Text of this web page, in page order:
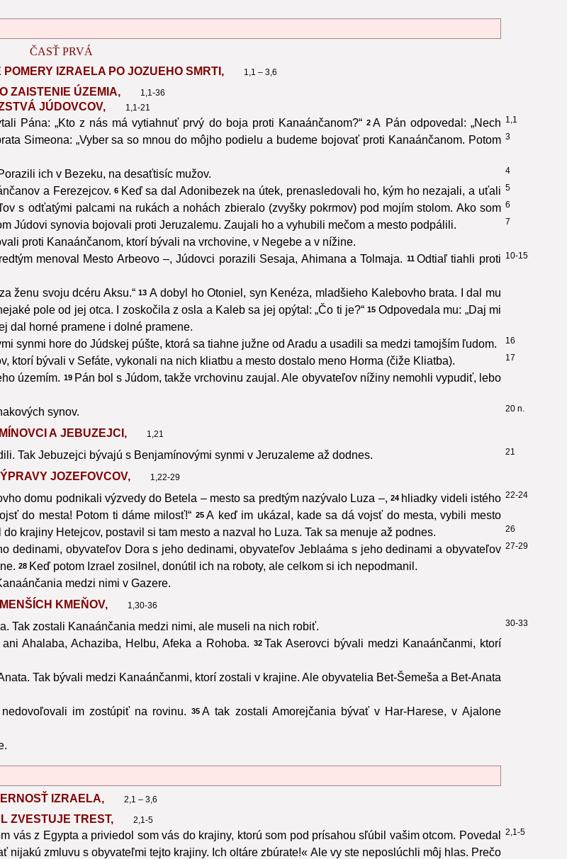
ČASŤ PRVÁ
IZRAELA PO JOZUEHO SMRTI,
1,1 – 3,6
ZAISTENIE ÚZEMIA, 1,1-36
JÚDOVCOV, 1,1-21
1,1
Pána: „Kto z nás má vytiahnuť prvý do boja proti Kanaánčanom?“ 2 A Pán odpovedal: „Nech
3
Simeona: „Vyber sa so mnou do môjho podielu a budeme bojovať proti Kanaánčanom. Potom
4
ich v Bezeku, na desaťtisíc mužov.
5
a Ferezejcov. 6
6
Keď sa dal Adonibezek na útek, prenasledovali ho, kým ho nezajali, a uťali
7
s odťatými palcami na rukách a nohách zbieralo (zvyšky pokrmov) pod mojím stolom. Ako som
Júdovi synovia bojovali proti Jeruzalemu. Zaujali ho a vyhubili mečom a mesto podpálili.
proti Kanaánčanom, ktorí bývali na vrchovine, v Negebe a v nížine.
10-15
menoval Mesto Arbeovo –, Júdovci porazili Sesaja, Ahimana a Tolmaja. 11 Odtiaľ tiahli proti
ženu svoju dcéru Aksu.“ 13 A dobyl ho Otoniel, syn Kenéza, mladšieho Kalebovho brata. I dal mu
pole od jej otca. I zoskočila z osla a Kaleb sa jej opýtal: „Čo ti je?“ 15 Odpovedala mu: „Daj mi
dal horné pramene i dolné pramene.
16
synmi hore do Júdskej púšte, ktorá sa tiahne južne od Aradu a usadili sa medzi tamojším ľudom.
17
ktorí bývali v Sefáte, vykonali na nich kliatbu a mesto dostalo meno Horma (čiže Kliatba).
územím. 19 Pán bol s Júdom, takže vrchovinu zaujal. Ale obyvateľov nížiny nemohli vypudiť, lebo
20 n.
synov.
A JEBUZEJCI,
1,21
21
Tak Jebuzejci bývajú s Benjamínovými synmi v Jeruzaleme až dodnes.
JOZEFOVCOV,
1,22-29
22-24
domu podnikali výzvedy do Betela – mesto sa predtým nazývalo Luza –, 24 hliadky videli istého
do mesta! Potom ti dáme milosť!“ 25 A keď im ukázal, kade sa dá vojsť do mesta, vybili mesto
26
do krajiny Hetejcov, postavil si tam mesto a nazval ho Luza. Tak sa menuje až podnes.
27-29
dedinami, obyvateľov Dora s jeho dedinami, obyvateľov Jeblaáma s jeho dedinami a obyvateľov
28 Keď potom Izrael zosilnel, donútil ich na roboty, ale celkom si ich nepodmanil.
medzi nimi v Gazere.
KMEŇOV,
1,30-36
30-33
Tak zostali Kanaánčania medzi nimi, ale museli na nich robiť.
Ahalaba, Achaziba, Helbu, Afeka a Rohoba. 32 Tak Aserovci bývali medzi Kanaánčanmi, ktorí
Tak bývali medzi Kanaánčanmi, ktorí zostali v krajine. Ale obyvatelia Bet-Šemeša a Bet-Anata
im zostúpiť na rovinu. 35 A tak zostali Amorejčania bývať v Har-Harese, v Ajalone
IZRAELA, 2,1 – 3,6
ZVESTUJE TREST, 2,1-5
2,1-5
vás z Egypta a priviedol som vás do krajiny, ktorú som pod prísahou sľúbil vašim otcom. Povedal
nijakú zmluvu s obyvateľmi tejto krajiny. Ich oltáre zbúrate!« Ale vy ste neposlúchli môj hlas. Prečo